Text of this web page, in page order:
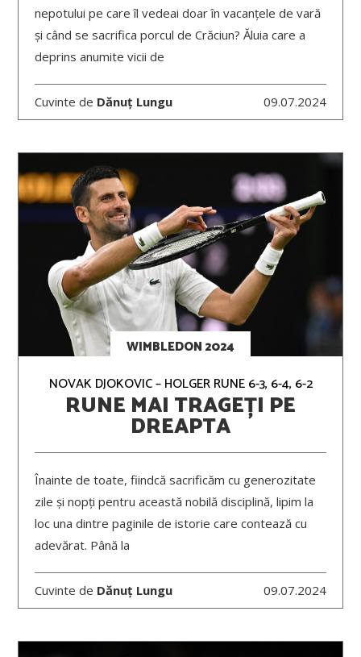
nepotului pe care îl vedeai doar în vacanțele de vară
și când se sacrifica porcul de Crăciun? Ăluia care a
deprins anumite vicii de
Cuvinte de Dănuț Lungu 09.07.2024
WIMBLEDON 2024
NOVAK DJOKOVIC – HOLGER RUNE 6-3, 6-4, 6-2
RUNE MAI TRAGEȚI PE
DREAPTA
Înainte de toate, fiindcă sacrificăm cu generozitate
zile și nopți pentru această nobilă disciplină, lipim la
loc una dintre paginile de istorie care contează cu
adevărat. Până la
Cuvinte de Dănuț Lungu 09.07.2024